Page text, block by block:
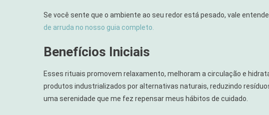
Se você sente que o ambiente ao seu redor está pesado, vale
de arruda no nosso guia completo.
Benefícios Iniciais
Esses rituais promovem relaxamento, melhoram a circulação e
produtos industrializados por alternativas naturais, reduzindo
uma serenidade que me fez repensar meus hábitos de cuidado.